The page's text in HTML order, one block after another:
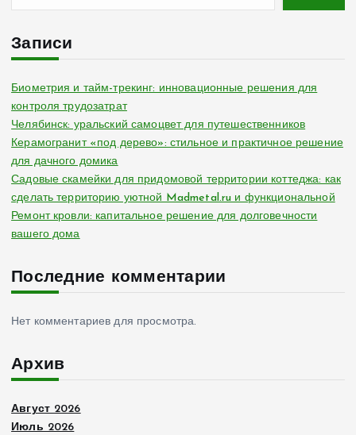
Записи
Биометрия и тайм-трекинг: инновационные решения для
контроля трудозатрат
Челябинск: уральский самоцвет для путешественников
Керамогранит «под дерево»: стильное и практичное решение
для дачного домика
Садовые скамейки для придомовой территории коттеджа: как
сделать территорию уютной Madmetal.ru и функциональной
Ремонт кровли: капитальное решение для долговечности
вашего дома
Последние комментарии
Нет комментариев для просмотра.
Архив
Август 2026
Июль 2026